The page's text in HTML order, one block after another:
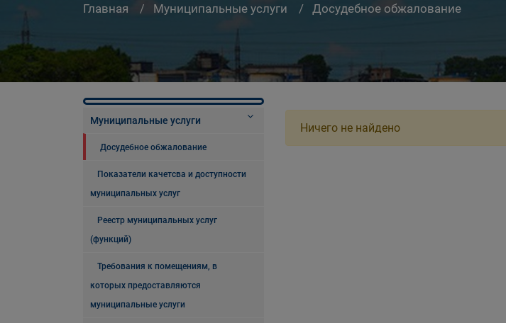
Главная Муниципальные услуги Досудебное обжалование
Муниципальные услуги
Досудебное обжалование
Показатели качетсва и доступности
муниципальных услуг
Реестр муниципальных услуг
(функций)
Требования к помещениям, в
которых предоставляются
муниципальные услуги
Ничего не найдено